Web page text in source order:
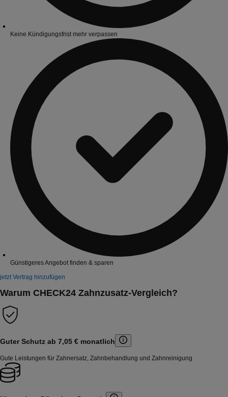
Keine Kündigungsfrist mehr verpassen
Günstigeres Angebot finden & sparen
jetzt Vertrag hinzufügen
Warum CHECK24 Zahnzusatz-Vergleich?
Guter Schutz ab 7,05 € monatlich
Gute Leistungen für Zahnersatz, Zahnbehandlung und Zahnreinigung